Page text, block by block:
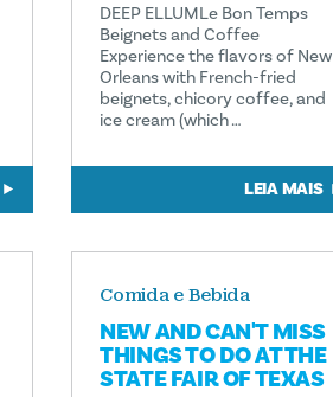
DEEP ELLUMLe Bon Temps
Beignets and Coffee
Experience the flavors of New
Orleans with French-fried
beignets, chicory coffee, and
ice cream (which …
LEIA MAIS
Comida e Bebida
NEW AND CAN'T MISS
THINGS TO DO AT THE
STATE FAIR OF TEXAS